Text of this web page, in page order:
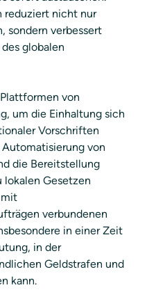
reduziert nicht nur
sondern verbessert
globalen
von
um die Einhaltung sich
Vorschriften
von
die Bereitstellung
Gesetzen
verbundenen
in einer Zeit
in der
Geldstrafen und
kann.